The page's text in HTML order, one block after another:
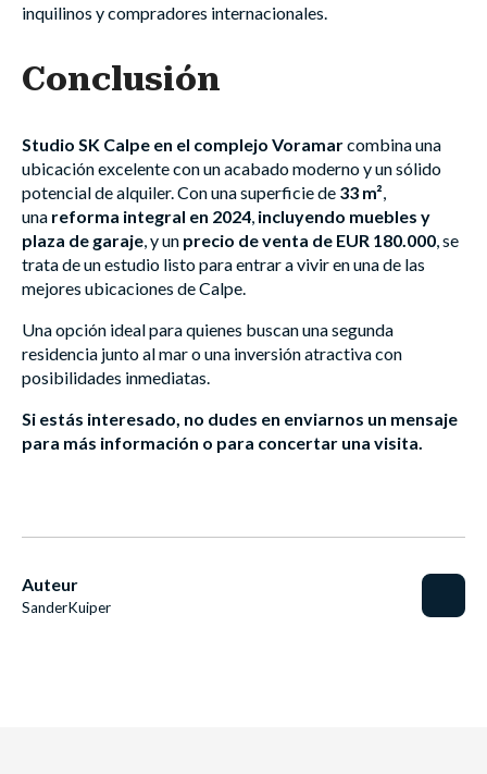
inquilinos y compradores internacionales.
Conclusión
Studio SK Calpe en el complejo Voramarcombina una
ubicación excelente con un acabado moderno y un sólido
potencial de alquiler. Con una superficie de 33 m²,
una reforma integral en 2024, incluyendo muebles y
plaza de garaje, y un precio de venta de EUR 180.000, se
trata de un estudio listo para entrar a vivir en una de las
mejores ubicaciones de Calpe.
Una opción ideal para quienes buscan una segunda
residencia junto al mar o una inversión atractiva con
posibilidades inmediatas.
Si estás interesado, no dudes en enviarnos un mensaje
para más información o para concertar una visita.
Auteur
SanderKuiper